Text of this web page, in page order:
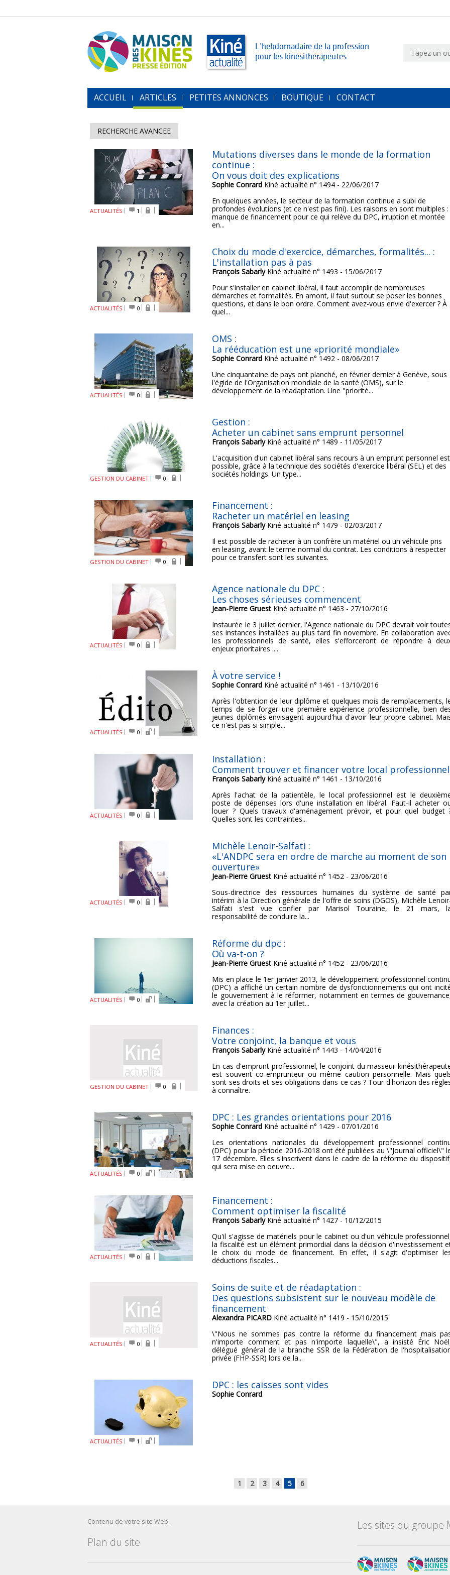
L’hebdomadaire de la profession
pour les kinésithérapeutes
ACCUEIL ARTICLES PETITES ANNONCES BOUTIQUE CONTACT
RECHERCHE AVANCEE
ACTUALITÉS 1
Mutations diverses dans le monde de la formation
continue :
On vous doit des explications
Sophie Conrard Kiné actualité n° 1494 - 22/06/2017
En quelques années, le secteur de la formation continue a subi de
profondes évolutions (et ce n'est pas fini). Les raisons en sont multiples :
manque de financement pour ce qui relève du DPC, irruption et montée
en...
ACTUALITÉS 0
Choix du mode d'exercice, démarches, formalités... :
L'installation pas à pas
François SabarlyKiné actualité n° 1493 - 15/06/2017
Pour s'installer en cabinet libéral, il faut accomplir de nombreuses
démarches et formalités. En amont, il faut surtout se poser les bonnes
questions, et dans le bon ordre. Comment avez-vous envie d'exercer ? À
quel...
ACTUALITÉS 0
OMS :
La rééducation est une «priorité mondiale»
Sophie Conrard Kiné actualité n° 1492 - 08/06/2017
Une cinquantaine de pays ont planché, en février dernier à Genève, sous
l'égide de l'Organisation mondiale de la santé (OMS), sur le
développement de la réadaptation. Une "priorité...
GESTION DU CABINET 0
Gestion :
Acheter un cabinet sans emprunt personnel
François SabarlyKiné actualité n° 1489 - 11/05/2017
L'acquisition d'un cabinet libéral sans recours à un emprunt personnel est
possible, grâce à la technique des sociétés d'exercice libéral (SEL) et des
sociétés holdings. Un type...
GESTION DU CABINET 0
Financement :
Racheter un matériel en leasing
François SabarlyKiné actualité n° 1479 - 02/03/2017
Il est possible de racheter à un confrère un matériel ou un véhicule pris
en leasing, avant le terme normal du contrat. Les conditions à respecter
pour ce transfert sont les suivantes.
ACTUALITÉS 0
Agence nationale du DPC :
Les choses sérieuses commencent
Jean-Pierre Gruest Kiné actualité n° 1463 - 27/10/2016
Instaurée le 3 juillet dernier, l'Agence nationale du DPC devrait voir
ses instances installées au plus tard fin novembre. En collaboration
les professionnels de santé, elles s'efforceront de répondre à
enjeux prioritaires :...
ACTUALITÉS 0
À votre service !
Sophie Conrard Kiné actualité n° 1461 - 13/10/2016
Après l'obtention de leur diplôme et quelques mois de remplacements,
temps de se forger une première expérience professionnelle, bien
jeunes diplômés envisagent aujourd'hui d'avoir leur propre cabinet.
ce n'est pas si simple...
ACTUALITÉS 0
Installation :
Comment trouver et financer votre local professionnel
François SabarlyKiné actualité n° 1461 - 13/10/2016
Après l'achat de la patientèle, le local professionnel est le
poste de dépenses lors d'une installation en libéral. Faut-il acheter
louer ? Quels travaux d'aménagement prévoir, et pour quel budget
Quelles sont les contraintes...
ACTUALITÉS 0
Michèle Lenoir-Salfati :
«L'ANDPC sera en ordre de marche au moment de son
ouverture»
Jean-Pierre Gruest Kiné actualité n° 1452 - 23/06/2016
Sous-directrice des ressources humaines du système de santé
intérim à la Direction générale de l'offre de soins (DGOS), Michèle
Salfati s'est vue confier par Marisol Touraine, le 21 mars,
responsabilité de conduire la...
ACTUALITÉS 0
Réforme du dpc :
Où va-t-on ?
Jean-Pierre Gruest Kiné actualité n° 1452 - 23/06/2016
Mis en place le 1er janvier 2013, le développement professionnel
(DPC) a affiché un certain nombre de dysfonctionnements qui ont
le gouvernement à le réformer, notamment en termes de
avec la création au 1er juillet...
GESTION DU CABINET 0
Finances :
Votre conjoint, la banque et vous
François SabarlyKiné actualité n° 1443 - 14/04/2016
En cas d'emprunt professionnel, le conjoint du masseur-
est souvent co-emprunteur ou même caution personnelle. Mais
sont ses droits et ses obligations dans ce cas ? Tour d'horizon des
à connaître.
ACTUALITÉS 0
DPC : Les grandes orientations pour 2016
Sophie Conrard Kiné actualité n° 1429 - 07/01/2016
Les orientations nationales du développement professionnel
(DPC) pour la période 2016-2018 ont été publiées au \"Journal officiel\"
17 décembre. Elles s'inscrivent dans le cadre de la réforme du
qui sera mise en oeuvre...
ACTUALITÉS 0
Financement :
Comment optimiser la fiscalité
François SabarlyKiné actualité n° 1427 - 10/12/2015
Qu'il s'agisse de matériels pour le cabinet ou d'un véhicule
la fiscalité est un élément primordial dans la décision d'investissement
le choix du mode de financement. En effet, il s'agit d'optimiser
déductions fiscales...
ACTUALITÉS 0
Soins de suite et de réadaptation :
Des questions subsistent sur le nouveau modèle de
financement
Alexandra PICARD Kiné actualité n° 1419 - 15/10/2015
\"Nous ne sommes pas contre la réforme du financement mais
n'importe comment et pas n'importe laquelle\", a insisté Éric
délégué général de la branche SSR de la Fédération de
privée (FHP-SSR) lors de la...
ACTUALITÉS 1
DPC : les caisses sont vides
Sophie Conrard
1 2 3 4 5 6
Contenu de votre site Web.
Plan du site
Les sites du groupe